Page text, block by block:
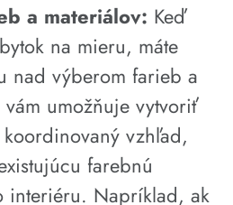
a materiálov: Keď
na mieru, máte
nad výberom farieb a
vám umožňuje vytvoriť
vzhľad,
farebnú
interiéru. Napríklad, ak